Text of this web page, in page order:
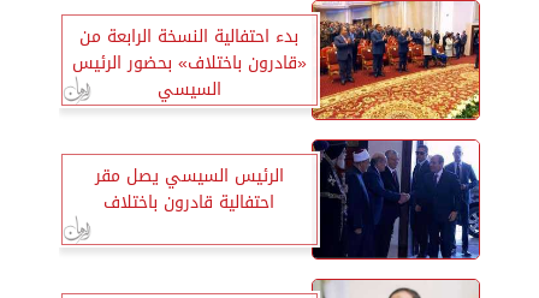
بدء احتفالية النسخة الرابعة من
«قادرون باختلاف» بحضور الرئيس
السيسي
الرئيس السيسي يصل مقر
احتفالية قادرون باختلاف